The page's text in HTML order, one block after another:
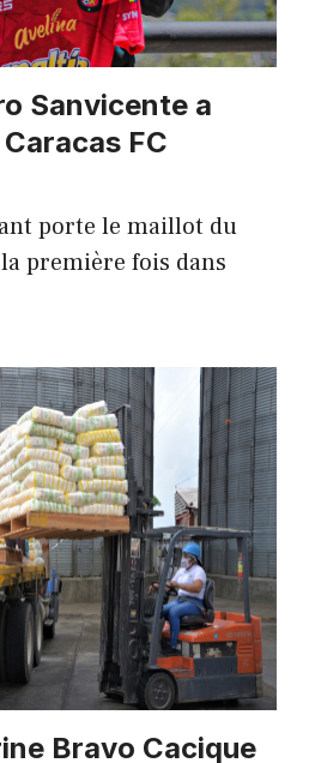
Sanvicente a
FC
porte le maillot du
première fois dans
Bravo Cacique